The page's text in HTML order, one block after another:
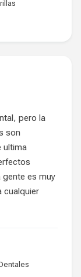
pero la
son
ultima
gente es muy
cualquier